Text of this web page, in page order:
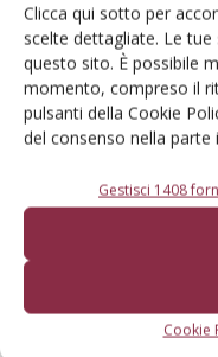
Clicca qui sotto per
scelte dettagliate. Le
questo sito. È possibile
momento, compreso il
pulsanti della Cookie
del consenso nella
Gestisci 1408
Cookie
© Tecniche Nuove Spa. Tutti
20157 Milano | Codice
imprese di Milano: 00753480151
Registrazione Tribunale di
registrata presso il Tribunale
ROC "Poste italiane Spa